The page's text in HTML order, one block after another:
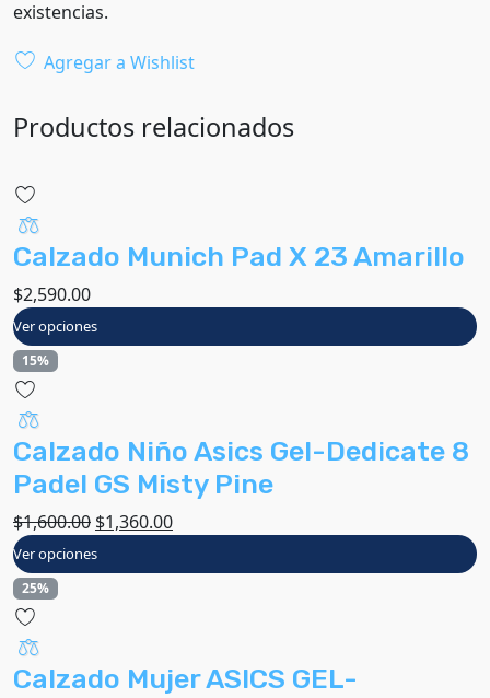
existencias.
Agregar a Wishlist
Productos relacionados
Calzado Munich Pad X 23 Amarillo
$2,590.00
Ver opciones
15%
Calzado Niño Asics Gel-Dedicate 8
Padel GS Misty Pine
$1,600.00 $1,360.00
Ver opciones
25%
Calzado Mujer ASICS GEL-